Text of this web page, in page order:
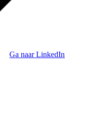
Ga naar LinkedIn